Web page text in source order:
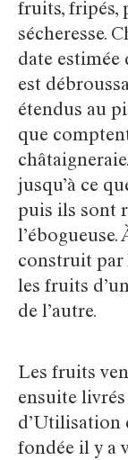
fruits, fripés,
sécheresse.
date estimée
est
étendus au
que
jusqu’à ce
puis ils sont
construit par
les fruits
de l’autre.
Les fruits
ensuite
d’Utilisation
fondée il y a